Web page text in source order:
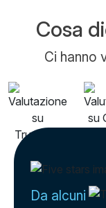
Cosa
Ci hanno
Da alcuni